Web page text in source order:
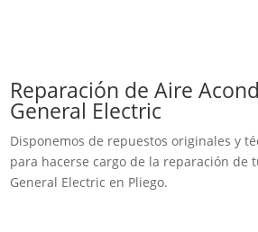
Reparación de Aire
General Electric
Disponemos de repuestos originales y
para hacerse cargo de la reparación de
General Electric en Pliego.